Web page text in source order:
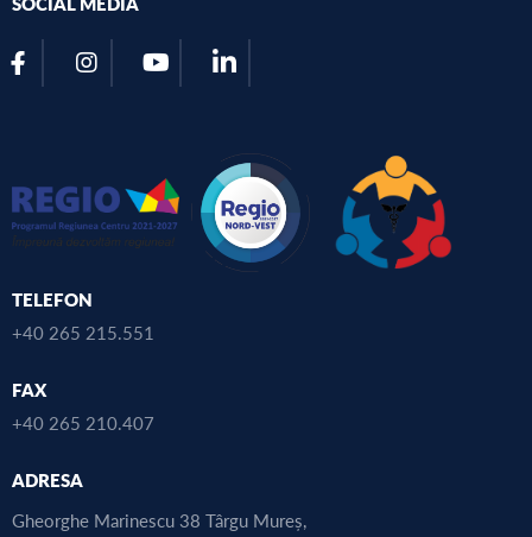
TELEFON
+40 265 215.551
FAX
+40 265 210.407
ADRESA
Gheorghe Marinescu 38 Târgu Mureș,